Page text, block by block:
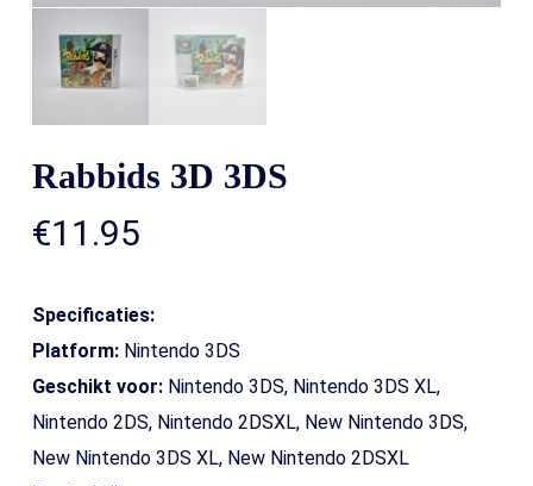
Rabbids 3D 3DS
€11.95
Specificaties:
Platform:Nintendo 3DS
Geschikt voor:Nintendo 3DS, Nintendo 3DS XL,
Nintendo 2DS, Nintendo 2DSXL, New Nintendo 3DS,
New Nintendo 3DS XL, New Nintendo 2DSXL